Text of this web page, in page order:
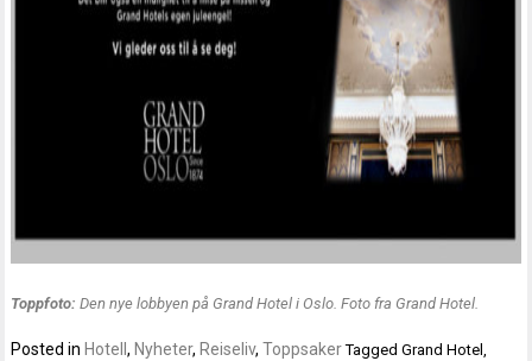
Toppfoto: Den nye lobbyen på Grand Hotel i Oslo. Foto fra Grand Hotel.
Posted in Hotell, Nyheter, Reiseliv,Toppsaker TaggedGrand Hotel,